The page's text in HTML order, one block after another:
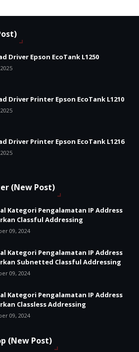
Driver Epson EcoTank L1250
Driver Printer Epson EcoTank L1210
Driver Printer Epson EcoTank L1216
(New Post)
Kategori Pengalamatan IP Address
Classful Addressing
09, 2024
Kategori Pengalamatan IP Address
Subnetted Classful Addressing
09, 2024
Kategori Pengalamatan IP Address
Classless Addressing
09, 2024
(New Post)